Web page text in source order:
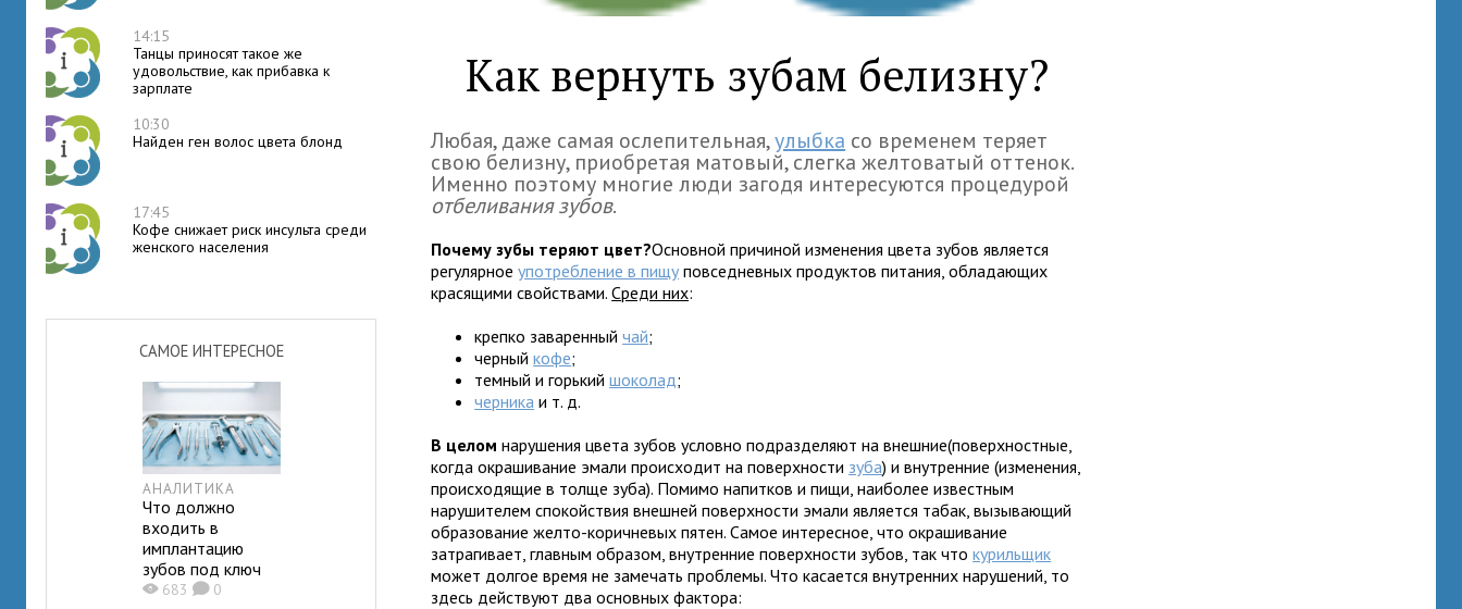
14:15
Танцы приносят такое же
удовольствие, как прибавка к
зарплате
10:30
Найден ген волос цвета блонд
17:45
Кофе снижает риск инсульта среди
женского населения
САМОЕ ИНТЕРЕСНОЕ
АНАЛИТИКА
Что должно
входить в
имплантацию
зубов под ключ
X683 K0
Как вернуть зубам белизну?
Любая, даже самая ослепительная,улыбка со временем теряет
свою белизну, приобретая матовый, слегка желтоватый оттенок.
Именно поэтому многие люди загодя интересуются процедурой
отбеливания зубов.
Почему зубы теряют цвет?Основной причиной изменения цвета зубов является
регулярноеупотребление в пищу повседневных продуктов питания, обладающих
красящими свойствами.Среди них:
крепко заваренныйчай;
черныйкофе;
темный и горькийшоколад;
черника и т. д.
В целомнарушения цвета зубов условно подразделяют на внешние(поверхностные,
когда окрашивание эмали происходит на поверхности зуба) и внутренние (изменения,
происходящие в толще зуба). Помимо напитков и пищи, наиболее известным
нарушителем спокойствия внешней поверхности эмали является табак, вызывающий
образование желто-коричневых пятен. Самое интересное, что окрашивание
затрагивает, главным образом, внутренние поверхности зубов, так чтокурильщик
может долгое время не замечать проблемы. Что касается внутренних нарушений, то
здесь действуют два основных фактора: